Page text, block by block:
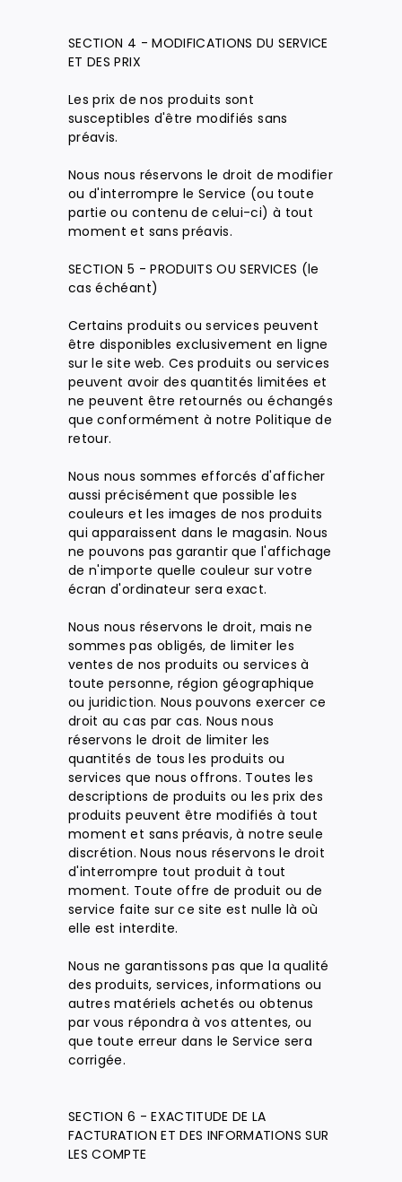
SECTION 4 - MODIFICATIONS DU SERVICE
ET DES PRIX
Les prix de nos produits sont
susceptibles d'être modifiés sans
préavis.
Nous nous réservons le droit de modifier
ou d'interrompre le Service (ou toute
partie ou contenu de celui-ci) à tout
moment et sans préavis.
SECTION 5 - PRODUITS OU SERVICES (le
cas échéant)
Certains produits ou services peuvent
être disponibles exclusivement en ligne
sur le site web. Ces produits ou services
peuvent avoir des quantités limitées et
ne peuvent être retournés ou échangés
que conformément à notre Politique de
retour.
Nous nous sommes efforcés d'afficher
aussi précisément que possible les
couleurs et les images de nos produits
qui apparaissent dans le magasin. Nous
ne pouvons pas garantir que l'affichage
de n'importe quelle couleur sur votre
écran d'ordinateur sera exact.
Nous nous réservons le droit, mais ne
sommes pas obligés, de limiter les
ventes de nos produits ou services à
toute personne, région géographique
ou juridiction. Nous pouvons exercer ce
droit au cas par cas. Nous nous
réservons le droit de limiter les
quantités de tous les produits ou
services que nous offrons. Toutes les
descriptions de produits ou les prix des
produits peuvent être modifiés à tout
moment et sans préavis, à notre seule
discrétion. Nous nous réservons le droit
d'interrompre tout produit à tout
moment. Toute offre de produit ou de
service faite sur ce site est nulle là où
elle est interdite.
Nous ne garantissons pas que la qualité
des produits, services, informations ou
autres matériels achetés ou obtenus
par vous répondra à vos attentes, ou
que toute erreur dans le Service sera
corrigée.
SECTION 6 - EXACTITUDE DE LA
FACTURATION ET DES INFORMATIONS SUR
LES COMPTE